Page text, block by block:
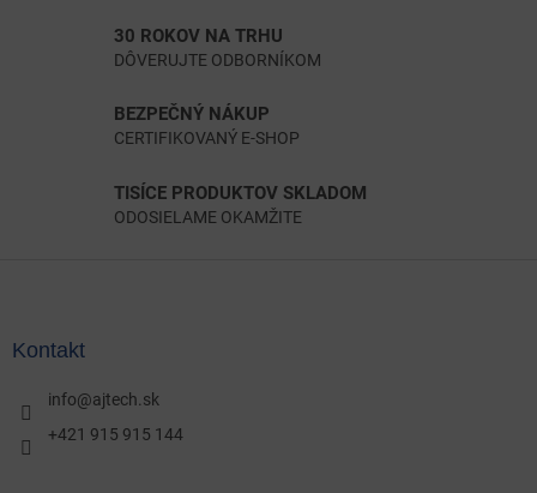
30 ROKOV NA TRHU
DÔVERUJTE ODBORNÍKOM
BEZPEČNÝ NÁKUP
CERTIFIKOVANÝ E-SHOP
TISÍCE PRODUKTOV SKLADOM
ODOSIELAME OKAMŽITE
Kontakt
info@ajtech.sk
+421 915 915 144